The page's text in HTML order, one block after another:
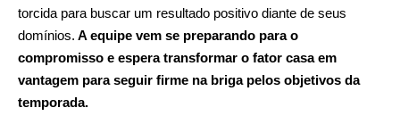
torcida para buscar um resultado positivo diante de seus
domínios. A equipe vem se preparando para o
compromisso e espera transformar o fator casa em
vantagem para seguir firme na briga pelos objetivos da
temporada.